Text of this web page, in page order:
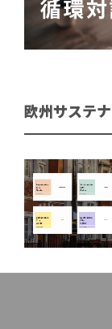
欧州サステ